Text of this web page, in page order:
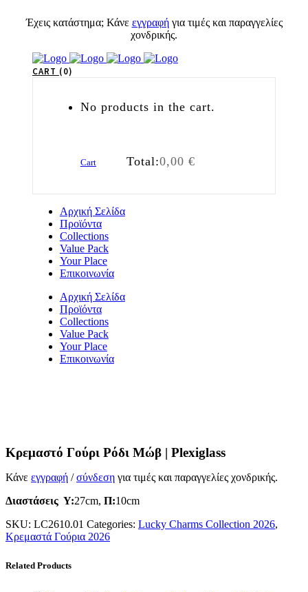
Έχεις κατάστημα; Κάνε εγγραφήγια τιμές και παραγγελίες
χονδρικής.
CART 0
No products in the cart.
Cart Total:0,00 €
Αρχική Σελίδα
Προϊόντα
Collections
Value Pack
Your Place
Επικοινωνία
Αρχική Σελίδα
Προϊόντα
Collections
Value Pack
Your Place
Επικοινωνία
Κρεμαστό Γούρι Ρόδι Μώβ | Plexiglass
Κάνε εγγραφή /σύνδεση για τιμές και παραγγελίες χονδρικής.
Διαστάσεις Υ:27cm, Π:10cm
SKU: LC2610.01 Categories: Lucky Charms Collection 2026,
Κρεμαστά Γούρια 2026
Related Products